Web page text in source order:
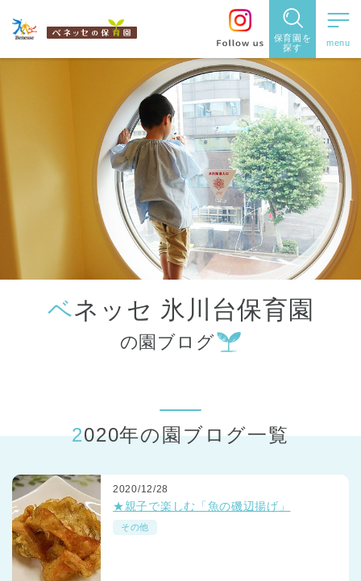
保育園を
探す
保育園を探す
住所・駅
名から探
す
都道府県
から探す
ベネッセ 氷川台保育園
の園ブログ
2020年の園ブログ一覧
2020/12/28
★親子で楽しむ「魚の磯辺揚げ」
その他